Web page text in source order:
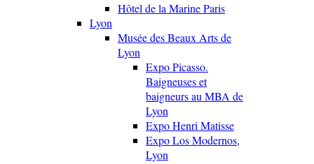
Hôtel de la Marine Paris
Lyon
Musée des Beaux Arts de
Lyon
Expo Picasso.
Baigneuses et
baigneurs au MBA de
Lyon
Expo Henri Matisse
Expo Los Modernos,
Lyon